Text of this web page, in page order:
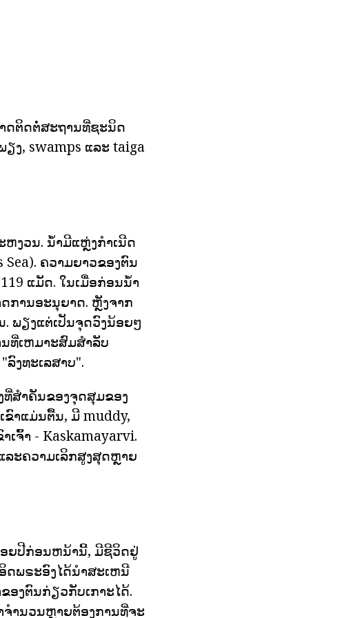
ດຕິດຕໍ່ສະຖານທີ່ຊະນິດ
ງ, swamps ແລະ taiga
ງວນ. ນ້ໍາມີແຫຼ່ງກໍາເນີດ
ຄວາມຍາວຂອງຕົນ
ແມັດ. ໃນເມື່ອກ່ອນນ້ໍາ
ການອະນຸຍາດ. ຫຼັງຈາກ
. ພຽງແຕ່ເປັນຈຸດວົງນ້ອຍໆ
ທີ່ເຫມາະສົມສໍາລັບ
ງທະເລສາບ".
ທີ່ສໍາຄັນຂອງຈຸດສຸມຂອງ
າແມ່ນຕື້ນ, ມີ muddy,
ເຈົ້າ - Kaskamayarvi.
ລະຄວາມເລິກສູງສຸດຫຼາຍ
ຍປີກ່ອນຫນ້ານີ້, ມີຊີວິດຢູ່
ດພຣະອົງໄດ້ນໍາສະເຫນີ
ອງຕົນກ່ຽວກັບເກາະໄດ້.
ຈໍານວນຫຼາຍຕ້ອງການທີ່ຈະ